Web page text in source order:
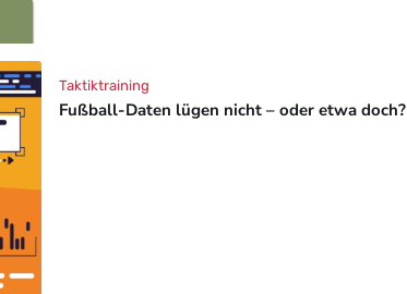
Fußball-Daten lügen nicht – oder etwa doch?
Taktiktraining